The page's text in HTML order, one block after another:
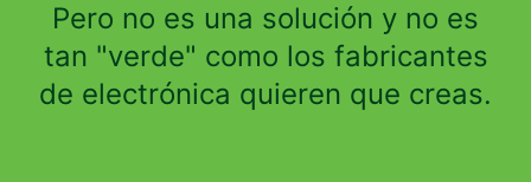
Pero no es una solución y no es
tan "verde" como los fabricantes
de electrónica quieren que creas.